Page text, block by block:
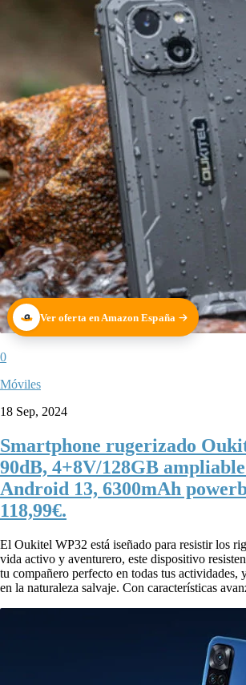
Ver oferta en Amazon España
0
Móviles
18 Sep, 2024
Smartphone rugerizado
90dB, 4+8V/128GB
Android 13, 6300mAh
118,99€.
El Oukitel WP32 está iseñado para resistir los
vida activo y aventurero, este dispositivo
tu compañero perfecto en todas tus actividades,
en la naturaleza salvaje. Con características